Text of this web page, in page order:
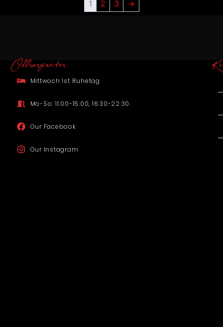
1 2 3 →
Offnungszeiten
Mittwoch Ist Ruhetag
Mo-So: 11:00-15:00, 16:30-22:30.
Our Facebook
Our Instagram